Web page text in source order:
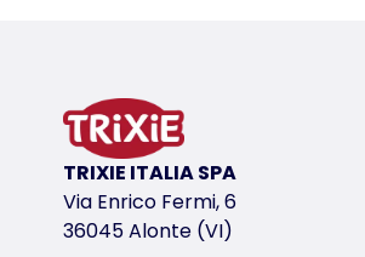
TRIXIE ITALIA SPA
Via Enrico Fermi, 6
36045 Alonte (VI)